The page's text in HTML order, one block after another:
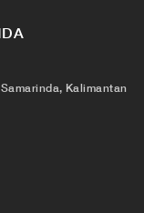
Kalimantan